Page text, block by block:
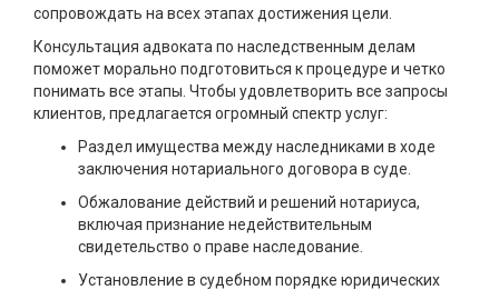
сопровождать на всех этапах достижения цели.
Консультация адвоката по наследственным делам
поможет морально подготовиться к процедуре и четко
понимать все этапы. Чтобы удовлетворить все запросы
клиентов, предлагается огромный спектр услуг:
Раздел имущества между наследниками в ходе
заключения нотариального договора в суде.
Обжалование действий и решений нотариуса,
включая признание недействительным
свидетельство о праве наследование.
Установление в судебном порядке юридических